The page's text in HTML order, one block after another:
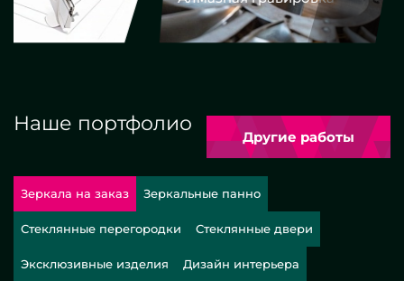
Наше портфолио
Другие работы
Зеркала на заказ Зеркальные панно
Стеклянные перегородки Стеклянные двери
Эксклюзивные изделия Дизайн интерьера